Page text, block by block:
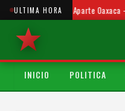
ULTIMA HORAPunto y Aparte Oaxaca
INICIO POLITICA